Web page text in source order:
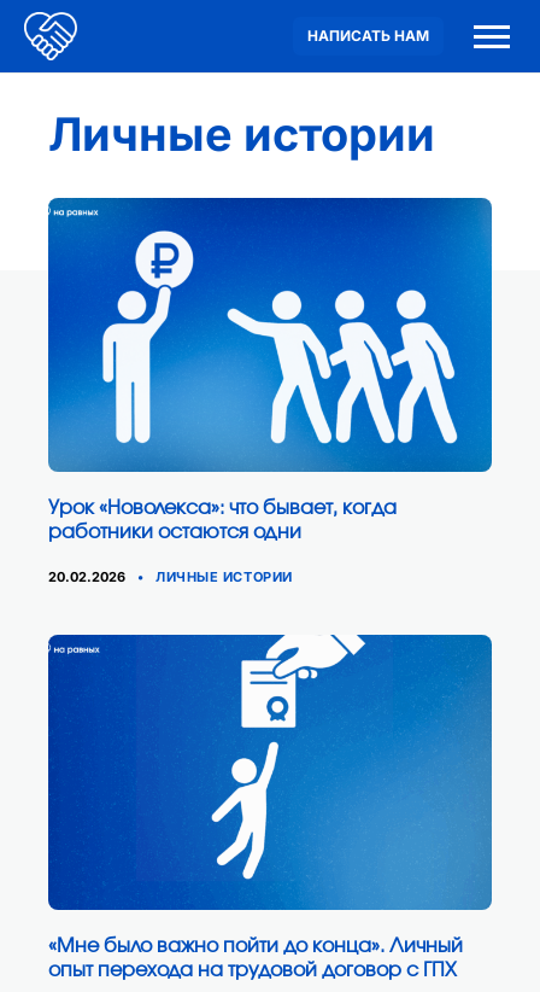
НАПИСАТЬ НАМ
Личные истории
Урок «Новолекса»: что бывает, когда
работники остаются одни
20.02.2026 КАТЕГОРИИ
ЛИЧНЫЕ ИСТОРИИ
«Мне было важно пойти до конца». Личный
опыт перехода на трудовой договор с ГПХ